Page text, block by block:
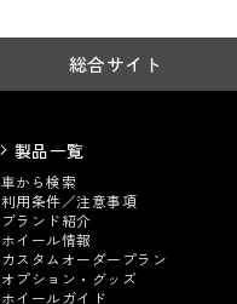
総合サイト
製品一覧
車から検索
利用条件／注意事項
ブランド紹介
ホイール情報
カスタムオーダープラン
オプション・グッズ
ホイールガイド